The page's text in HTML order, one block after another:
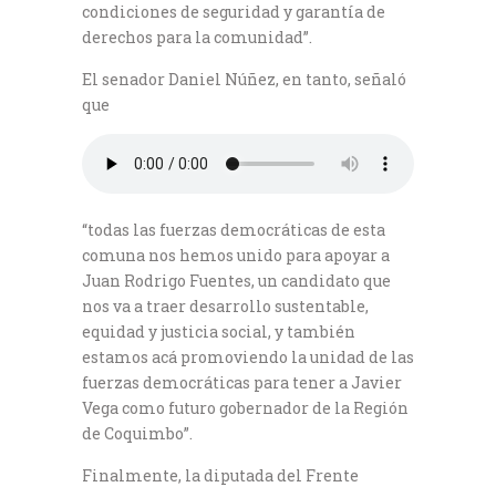
condiciones de seguridad y garantía de
derechos para la comunidad”.
El senador Daniel Núñez, en tanto, señaló
que
“todas las fuerzas democráticas de esta
comuna nos hemos unido para apoyar a
Juan Rodrigo Fuentes, un candidato que
nos va a traer desarrollo sustentable,
equidad y justicia social, y también
estamos acá promoviendo la unidad de las
fuerzas democráticas para tener a Javier
Vega como futuro gobernador de la Región
de Coquimbo”.
Finalmente, la diputada del Frente